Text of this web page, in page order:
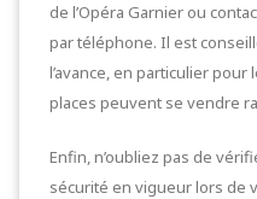
de l’Opéra Garnier ou
par téléphone. Il est
l’avance, en particulier
places peuvent se vendre
Enfin, n’oubliez pas de
sécurité en vigueur lors de